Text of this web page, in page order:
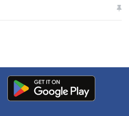
खाई में धक्का… आरोपियों ने